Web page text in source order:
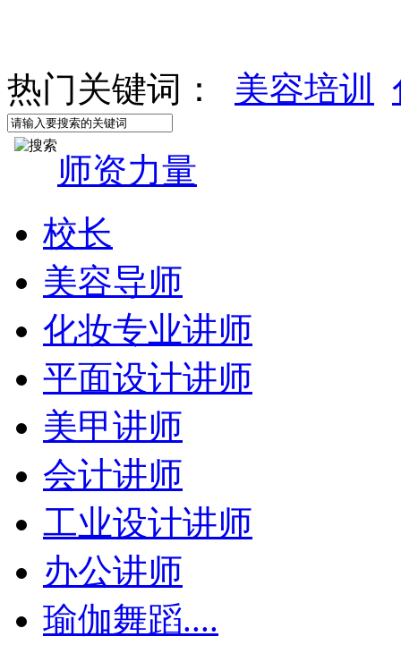
热门关键词： 美容培训
师资力量
校长
美容导师
化妆专业讲师
平面设计讲师
美甲讲师
会计讲师
工业设计讲师
办公讲师
瑜伽舞蹈....